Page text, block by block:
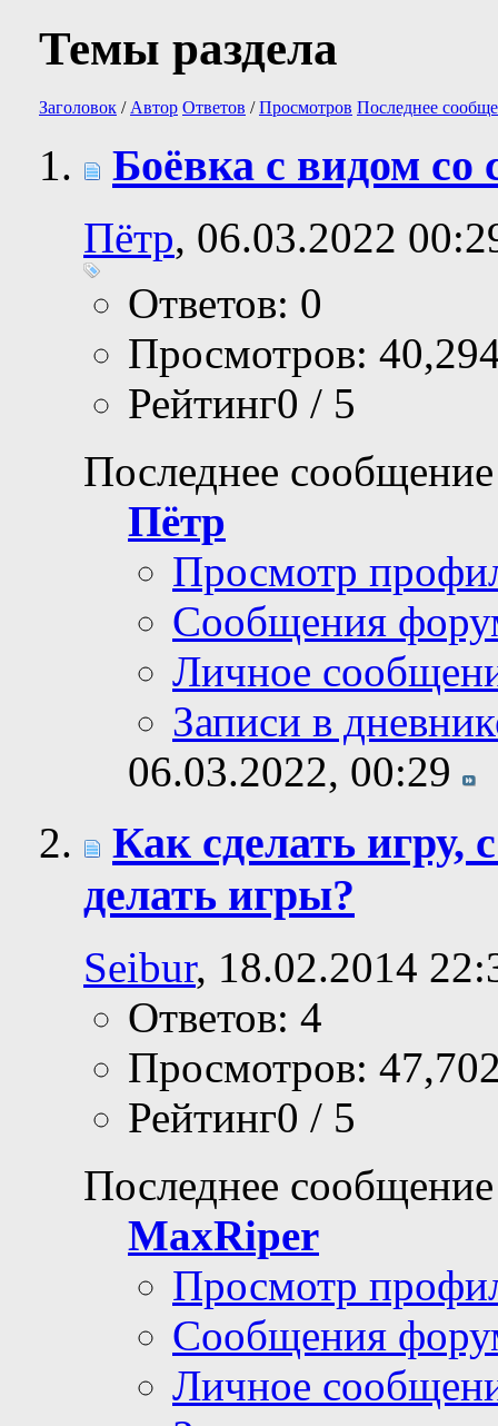
Темы раздела
Заголовок / Автор Ответов /Просмотров Последнее
Боёвка с видом
Пётр, 06.03.2022
Ответов: 0
Просмотров:
Рейтинг0 / 5
Последнее
Пётр
Просмотр
Сообщения
Личное
Записи в
06.03.2022, 00:29
Как сделать игру,
делать игры?
Seibur, 18.02.2014
Ответов: 4
Просмотров:
Рейтинг0 / 5
Последнее
MaxRiper
Просмотр
Сообщения
Личное